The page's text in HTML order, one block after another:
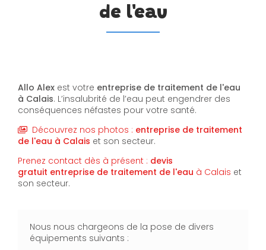
de l'eau
Allo Alex est votre entreprise de traitement de l'eau
à Calais. L’insalubrité de l’eau peut engendrer des
conséquences néfastes pour votre santé.
Découvrez nos photos : entreprise de traitement
de l'eau à Calais et son secteur.
Prenez contact dès à présent : devis
gratuit entreprise de traitement de l'eau à Calais et
son secteur.
Nous nous chargeons de la pose de divers
équipements suivants :